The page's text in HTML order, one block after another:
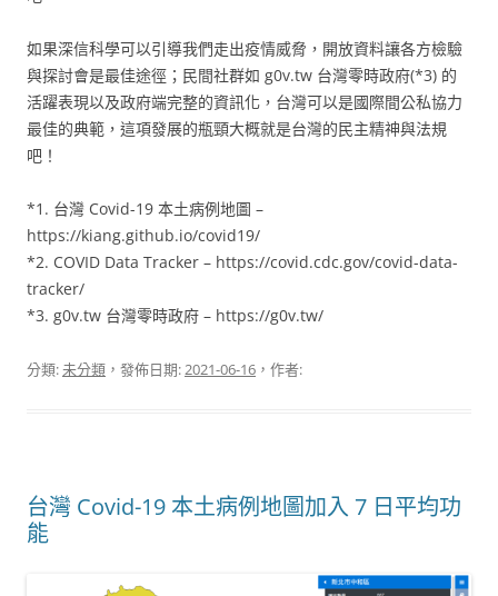
如果深信科學可以引導我們走出疫情威脅，開放資料讓各方檢驗
與探討會是最佳途徑；民間社群如 g0v.tw 台灣零時政府(*3) 的
活躍表現以及政府端完整的資訊化，台灣可以是國際間公私協力
最佳的典範，這項發展的瓶頸大概就是台灣的民主精神與法規
吧！
*1. 台灣 Covid-19 本土病例地圖 –
https://kiang.github.io/covid19/
*2. COVID Data Tracker – https://covid.cdc.gov/covid-data-
tracker/
*3. g0v.tw 台灣零時政府 – https://g0v.tw/
分類:未分類 ，發佈日期:2021-06-16 ，作者:
台灣 Covid-19 本土病例地圖加入 7 日平均功
能